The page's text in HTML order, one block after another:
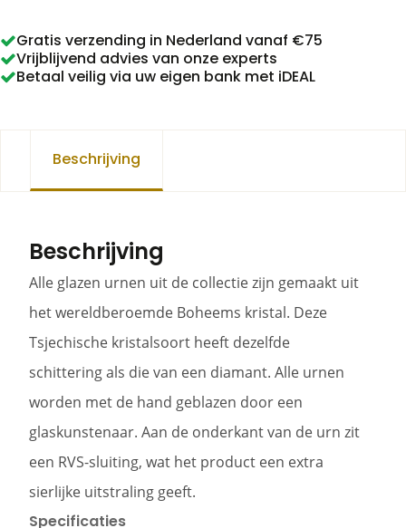
Gratis verzending in Nederland vanaf €75
Vrijblijvend advies van onze experts
Betaal veilig via uw eigen bank met iDEAL
Beschrijving
Beschrijving
Alle glazen urnen uit de collectie zijn gemaakt uit
het wereldberoemde Boheems kristal. Deze
Tsjechische kristalsoort heeft dezelfde
schittering als die van een diamant. Alle urnen
worden met de hand geblazen door een
glaskunstenaar. Aan de onderkant van de urn zit
een RVS-sluiting, wat het product een extra
sierlijke uitstraling geeft.
Specificaties